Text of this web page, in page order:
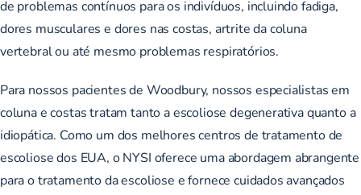
de problemas contínuos para os indivíduos, incluindo fadiga,
dores musculares e dores nas costas, artrite da coluna
vertebral ou até mesmo problemas respiratórios.
Para nossos pacientes de Woodbury, nossos especialistas em
coluna e costas tratam tanto a escoliose degenerativa quanto a
idiopática. Como um dos melhores centros de tratamento de
escoliose dos EUA, o NYSI oferece uma abordagem abrangente
para o tratamento da escoliose e fornece cuidados avançados